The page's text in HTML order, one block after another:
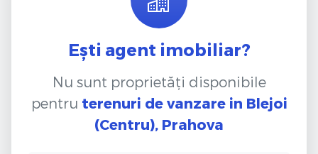
Ești agent imobiliar?
Nu sunt proprietăți disponibile
pentru terenuri de vanzare in Blejoi
(Centru), Prahova